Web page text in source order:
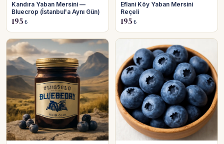
Kandıra Yaban Mersini —
Bluecrop (İstanbul'a Aynı Gün)
195 ₺
Eflani Köy Yaban Mersini
Reçeli
195 ₺